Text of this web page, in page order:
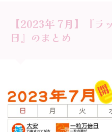
【2023年 7月】『ラ
日』のまとめ